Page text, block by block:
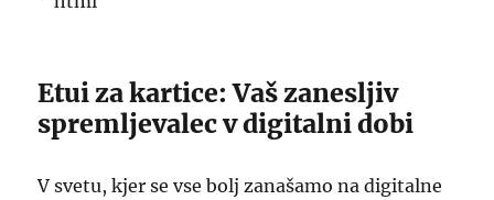
Etui za kartice: Vaš zanesljiv
spremljevalec v digitalni dobi
V svetu, kjer se vse bolj zanašamo na digitalne